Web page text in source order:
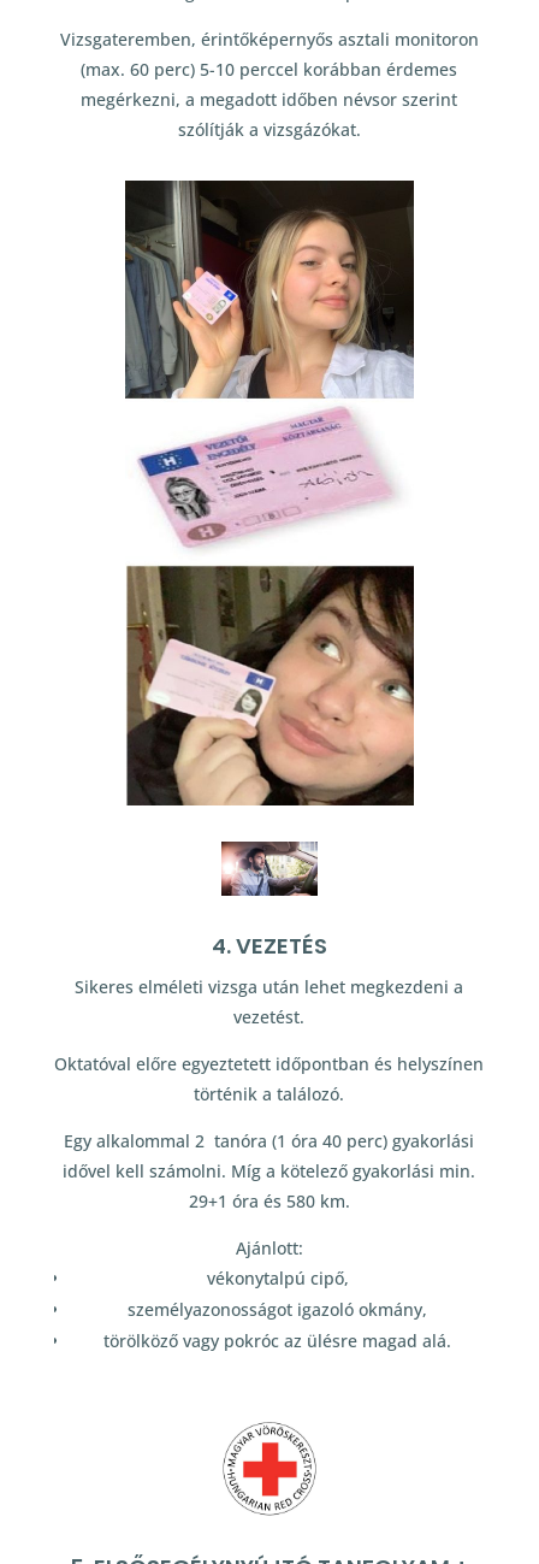
Vizsgateremben, érintőképernyős asztali monitoron
(max. 60 perc) 5-10 perccel korábban érdemes
megérkezni, a megadott időben névsor szerint
szólítják a vizsgázókat.
4. VEZETÉS
Sikeres elméleti vizsga után lehet megkezdeni a
vezetést.
Oktatóval előre egyeztetett időpontban és helyszínen
történik a találozó.
Egy alkalommal 2 tanóra (1 óra 40 perc) gyakorlási
idővel kell számolni. Míg a kötelező gyakorlási min.
29+1 óra és 580 km.
Ajánlott:
vékonytalpú cipő,
személyazonosságot igazoló okmány,
törölköző vagy pokróc az ülésre magad alá.